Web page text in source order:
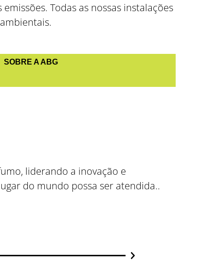
Todas as nossas instalações
SOBRE A ABG
liderando a inovação e
do mundo possa ser atendida..